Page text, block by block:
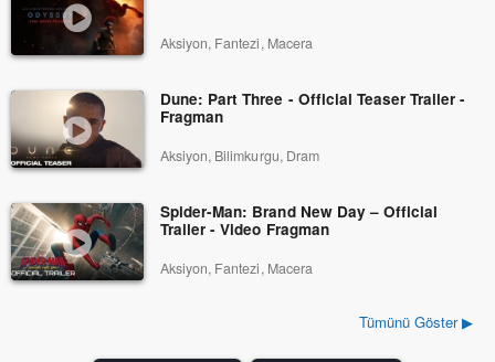
Aksiyon, Fantezi, Macera
Dune: Part Three - Official Teaser Trailer -
Fragman
Aksiyon, Bilimkurgu, Dram
Spider-Man: Brand New Day – Official
Trailer - Video Fragman
Aksiyon, Fantezi, Macera
Tümünü Göster ▶